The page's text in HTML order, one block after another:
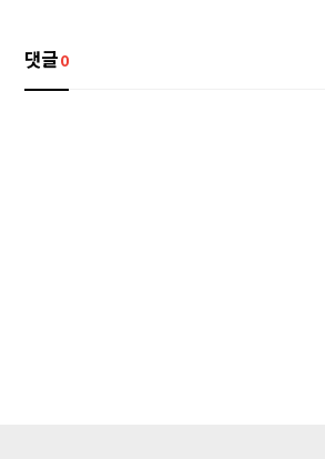
댓글0